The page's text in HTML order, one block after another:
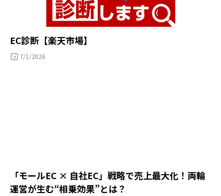
EC診断【楽天市場】
7/1/2026
「モールEC × 自社EC」戦略で売上最大化！両輪
運営が生む“相乗効果”とは？